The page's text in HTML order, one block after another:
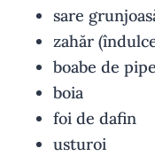
sare
zahăr
boabe de
boia
foi de dafin
usturoi